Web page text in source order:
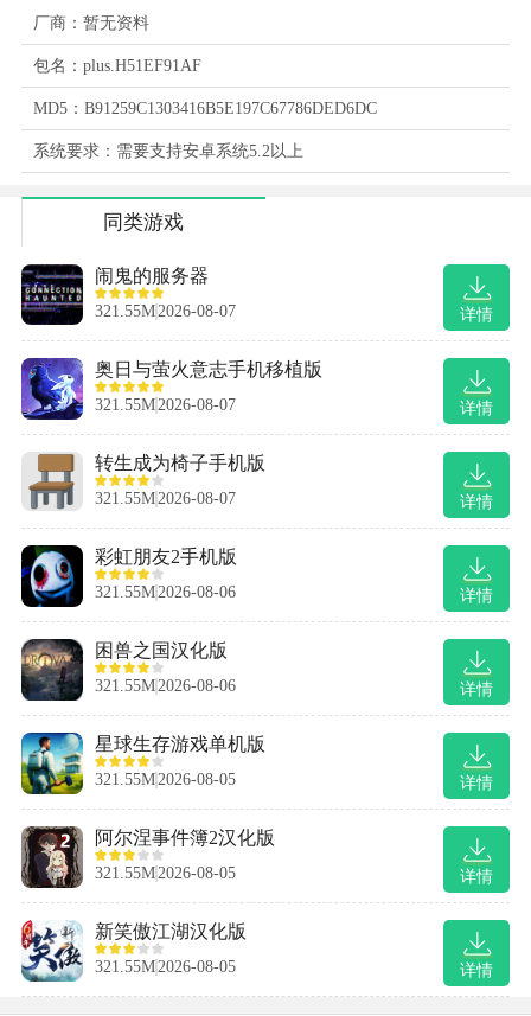
厂商：暂无资料
包名：plus.H51EF91AF
MD5：B91259C1303416B5E197C67786DED6DC
系统要求：需要支持安卓系统5.2以上
同类游戏
详情
闹鬼的服务器
321.55M2026-08-07
详情
奥日与萤火意志手机移植版
321.55M2026-08-07
详情
转生成为椅子手机版
321.55M2026-08-07
详情
彩虹朋友2手机版
321.55M2026-08-06
详情
困兽之国汉化版
321.55M2026-08-06
详情
星球生存游戏单机版
321.55M2026-08-05
详情
阿尔涅事件簿2汉化版
321.55M2026-08-05
详情
新笑傲江湖汉化版
321.55M2026-08-05